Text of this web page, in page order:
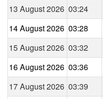
13 August 2026 03:24
14 August 2026 03:28
15 August 2026 03:32
16 August 2026 03:36
17 August 2026 03:39